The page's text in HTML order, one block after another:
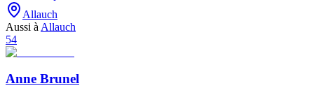
Allauch
Aussi à Allauch
54
Anne Brunel